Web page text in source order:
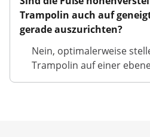
Trampolin auch auf
gerade auszurichten?
Nein, optimalerweise
Trampolin auf einer